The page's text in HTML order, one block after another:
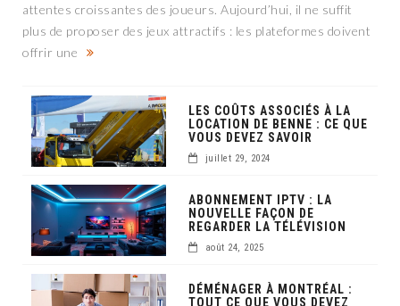
attentes croissantes des joueurs. Aujourd’hui, il ne suffit
plus de proposer des jeux attractifs : les plateformes doivent
offrir une
LES COÛTS ASSOCIÉS À LA
LOCATION DE BENNE : CE QUE
VOUS DEVEZ SAVOIR
juillet 29, 2024
ABONNEMENT IPTV : LA
NOUVELLE FAÇON DE
REGARDER LA TÉLÉVISION
août 24, 2025
DÉMÉNAGER À MONTRÉAL :
TOUT CE QUE VOUS DEVEZ